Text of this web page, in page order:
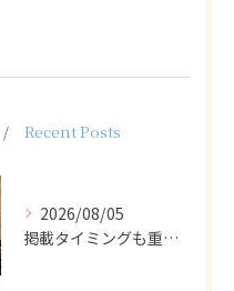
Recent Posts
2026/08/05
掲載タイミングも重要で、業界動向や求職者の活動時期に合わせて...